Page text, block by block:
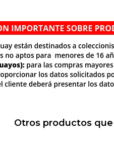
Otros productos